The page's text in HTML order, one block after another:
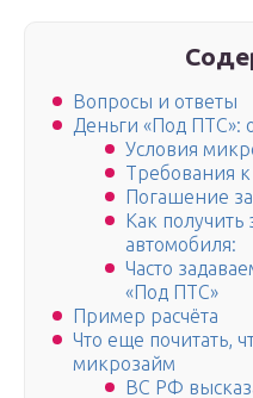
Вопросы и ответы
Деньги «Под ПТС»:
Условия
Требования
Погашение
Как получить
автомобиля:
Часто
«Под ПТС»
Пример расчёта
Что еще почитать,
микрозайм
ВС РФ